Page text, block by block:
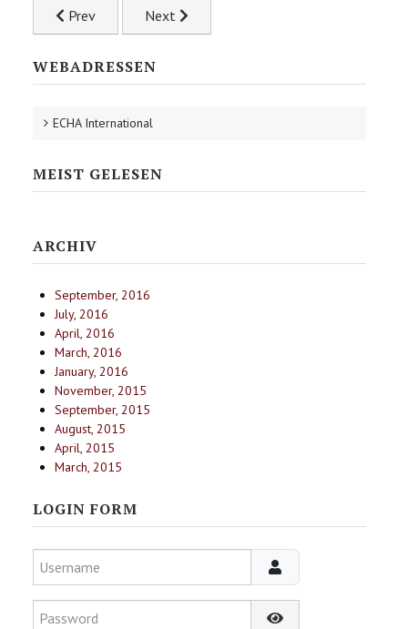
Previous article: Vom Erkennen der Potentiale zur
Prev Next article: Universitätskurs
Next
WEBADRESSEN
ECHA International
MEIST GELESEN
ARCHIV
September, 2016
July, 2016
April, 2016
March, 2016
January, 2016
November, 2015
September, 2015
August, 2015
April, 2015
March, 2015
LOGIN FORM
Username
Password